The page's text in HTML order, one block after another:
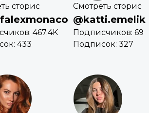
сторис
467.4K
433
Смотреть сторис
@katti.emelik
Подписчиков: 69
Подписок: 327